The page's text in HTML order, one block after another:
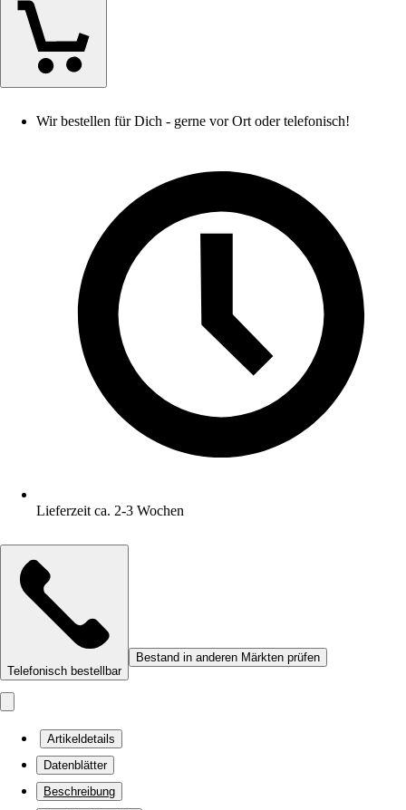
Wir bestellen für Dich - gerne vor Ort oder telefonisch!
Lieferzeit ca. 2-3 Wochen
Telefonisch bestellbar
Bestand in anderen Märkten prüfen
Artikeldetails
Datenblätter
Beschreibung